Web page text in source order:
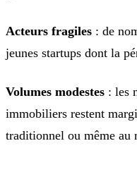
Acteurs fragiles : de
jeunes startups dont la
Volumes modestes : les
immobiliers restent
traditionnel ou même au